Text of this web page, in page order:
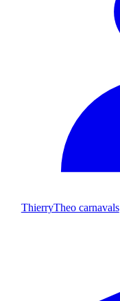
ThierryTheo carnavals